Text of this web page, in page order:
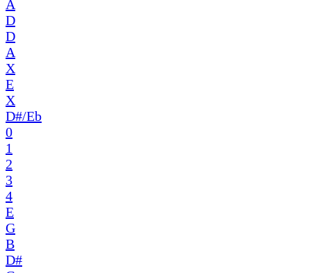
A
D
D
A
X
E
X
D#/Eb
0
1
2
3
4
E
G
B
D#